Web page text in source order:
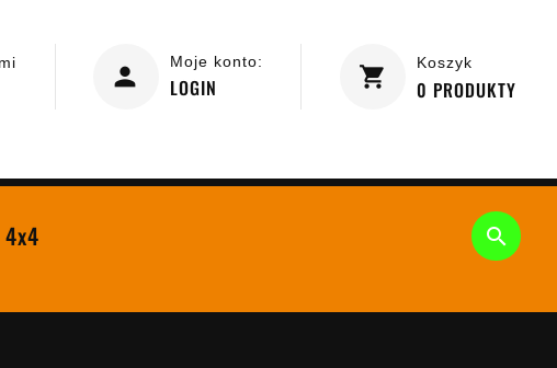
Koszyk
0 PRODUKTY
Moje konto:
LOGIN
4x4
